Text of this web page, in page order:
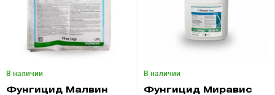
В наличии
Фунгицид Малвин
В наличии
Фунгицид Миравис